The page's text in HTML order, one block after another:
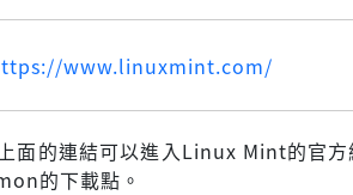
www.linuxmint.com/
面的連結可以進入Linux Mint的官方
的下載點。